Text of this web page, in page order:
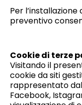
Per
preventivo
Cookie di terze
Visitando il
cookie da siti
rappresentato
Facebook,